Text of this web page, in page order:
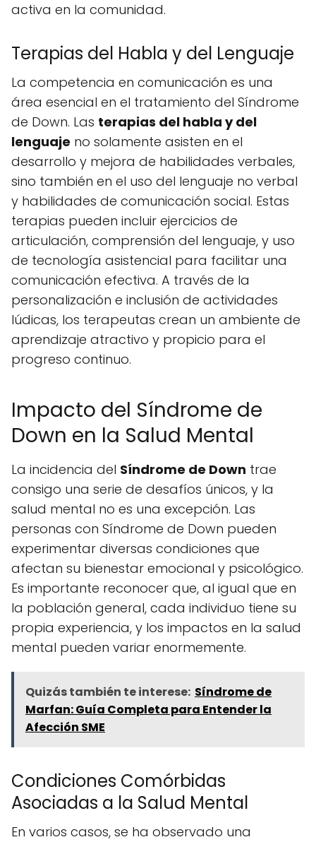
activa en la comunidad.
Terapias del Habla y del Lenguaje
La competencia en comunicación es una
área esencial en el tratamiento del Síndrome
de Down. Las terapias del habla y del
lenguaje no solamente asisten en el
desarrollo y mejora de habilidades verbales,
sino también en el uso del lenguaje no verbal
y habilidades de comunicación social. Estas
terapias pueden incluir ejercicios de
articulación, comprensión del lenguaje, y uso
de tecnología asistencial para facilitar una
comunicación efectiva. A través de la
personalización e inclusión de actividades
lúdicas, los terapeutas crean un ambiente de
aprendizaje atractivo y propicio para el
progreso continuo.
Impacto del Síndrome de
Down en la Salud Mental
La incidencia del Síndrome de Down trae
consigo una serie de desafíos únicos, y la
salud mental no es una excepción. Las
personas con Síndrome de Down pueden
experimentar diversas condiciones que
afectan su bienestar emocional y psicológico.
Es importante reconocer que, al igual que en
la población general, cada individuo tiene su
propia experiencia, y los impactos en la salud
mental pueden variar enormemente.
Quizás también te interese: Síndrome de
Marfan: Guía Completa para Entender la
Afección SME
Condiciones Comórbidas
Asociadas a la Salud Mental
En varios casos, se ha observado una